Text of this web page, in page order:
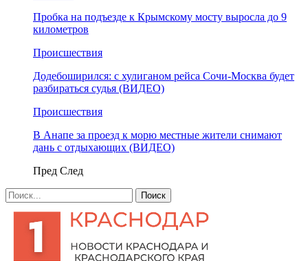
Пробка на подъезде к Крымскому мосту выросла до 9
километров
Происшествия
Додебоширился: с хулиганом рейса Сочи-Москва будет
разбираться судья (ВИДЕО)
Происшествия
В Анапе за проезд к морю местные жители снимают
дань с отдыхающих (ВИДЕО)
Пред След